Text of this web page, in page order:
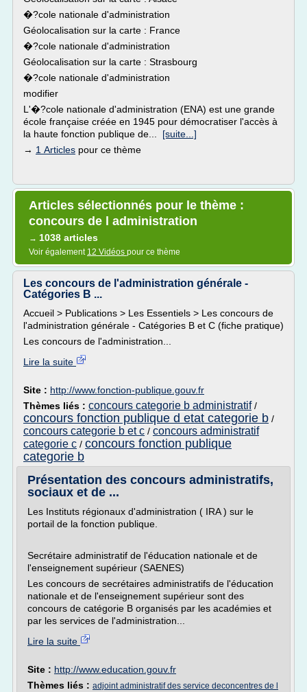
�?cole nationale d'administration
Géolocalisation sur la carte : France
�?cole nationale d'administration
Géolocalisation sur la carte : Strasbourg
�?cole nationale d'administration
modifier
L'�?cole nationale d'administration (ENA) est une grande
école française créée en 1945 pour démocratiser l'accès à
la haute fonction publique de... [suite...]
→ 1 Articles pour ce thème
Articles sélectionnés pour le thème :
concours de l administration
→ 1038 articles
Voir également 12 Vidéos pour ce thème
Les concours de l'administration générale -
Catégories B ...
Accueil > Publications > Les Essentiels > Les concours de
l'administration générale - Catégories B et C (fiche pratique)
Les concours de l'administration...
Lire la suite
Site : http://www.fonction-publique.gouv.fr
Thèmes liés : concours categorie b administratif/
concours fonction publique d etat categorie b /
concours categorie b et c / concours administratif
categorie c / concours fonction publique
categorie b
Présentation des concours administratifs,
sociaux et de ...
Les Instituts régionaux d'administration ( IRA ) sur le
portail de la fonction publique.
Secrétaire administratif de l'éducation nationale et de
l'enseignement supérieur (SAENES)
Les concours de secrétaires administratifs de l'éducation
nationale et de l'enseignement supérieur sont des
concours de catégorie B organisés par les académies et
par les services de l'administration...
Lire la suite
Site : http://www.education.gouv.fr
Thèmes liés : adjoint administratif des service deconcentres de l